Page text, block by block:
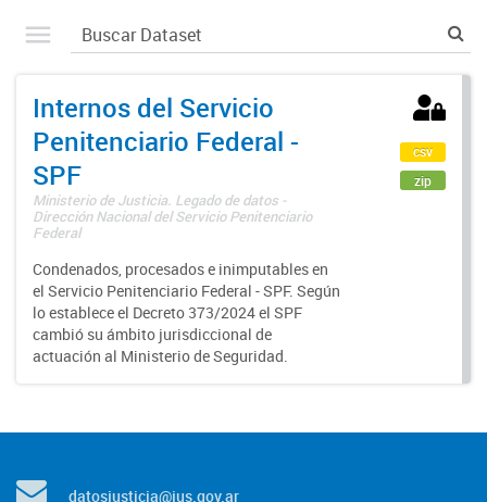
Internos del Servicio
Penitenciario Federal -
SPF
Ministerio de Justicia. Legado de datos -
Dirección Nacional del Servicio Penitenciario
Federal
Condenados, procesados e inimputables en
el Servicio Penitenciario Federal - SPF. Según
lo establece el Decreto 373/2024 el SPF
cambió su ámbito jurisdiccional de
actuación al Ministerio de Seguridad.
csv
zip
datosjusticia@jus.gov.ar